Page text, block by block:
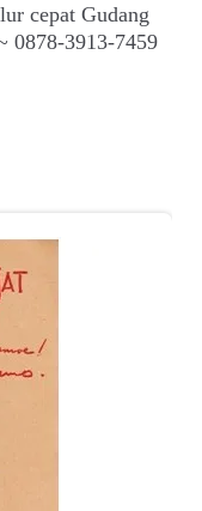
cepat Gudang
0878-3913-7459